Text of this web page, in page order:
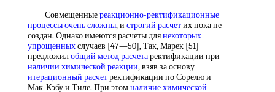
Совмещенныереакционно-ректификационные
процессыочень сложны, и строгий расчетих пока не
создан. Однако имеются расчеты длянекоторых
упрощенныхслучаев [47—50], Так, Марек [51]
предложилобщий метод расчетаректификации при
наличии химической реакции, взяв за основу
итерационный расчетректификации по Сорелю и
Мак-Кэбу и Тиле. При этомналичие химической